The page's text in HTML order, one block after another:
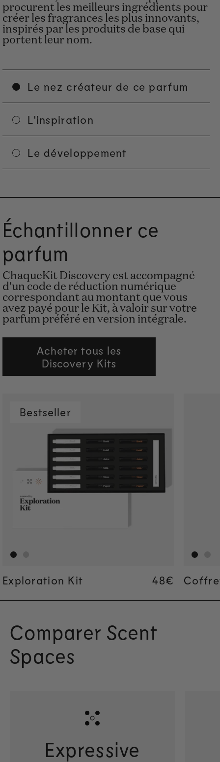
procurent les meilleurs ingrédients pour
créer les fragrances les plus innovants,
inspirés par les produits de base qui
portent leur nom.
Le nez créateur de ce parfum
L'inspiration
Le développement
Échantillonner ce
parfum
ChaqueKit Discovery est accompagné
d'un code de réduction numérique
correspondant au montant que vous
avez payé pour le Kit, à valoir sur votre
parfum préféré en version intégrale.
Acheter tous les
Discovery Kits
Bestseller
Exploration Kit Regular
48€
Regular
48€
Comparer Scent
Spaces
Expressive